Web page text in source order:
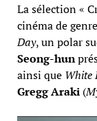
La sélection «
cinéma de
Day, un polar
Seong-hun
ainsi que White
Gregg Araki(